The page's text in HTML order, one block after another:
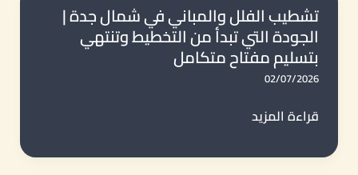
تشطيب الفلل والمباني في شمال جدة |
الجودة التي تبدأ من التخطيط وتنتهي
بتسليم مفتاح متكامل
02/07/2026
تشطيب
والمباني
قراءة المزيد